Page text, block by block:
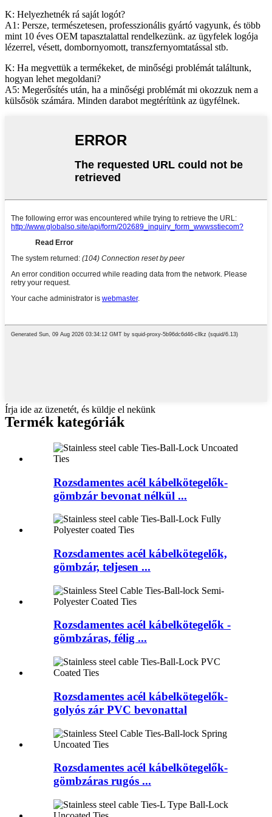
K: Helyezhetnék rá saját logót?
A1: Persze, természetesen, professzionális gyártó vagyunk, és több
mint 10 éves OEM tapasztalattal rendelkezünk. az ügyfelek logója
lézerrel, vésett, dombornyomott, transzfernyomtatással stb.
K: Ha megvettük a termékeket, de minőségi problémát találtunk,
hogyan lehet megoldani?
A5: Megerősítés után, ha a minőségi problémát mi okozzuk nem a
külsősök számára. Minden darabot megtérítünk az ügyfélnek.
Írja ide az üzenetét, és küldje el nekünk
Termék kategóriák
Rozsdamentes acél kábelkötegelők-
gömbzár bevonat nélkül ...
Rozsdamentes acél kábelkötegelők,
gömbzár, teljesen ...
Rozsdamentes acél kábelkötegelők -
gömbzáras, félig ...
Rozsdamentes acél kábelkötegelők-
golyós zár PVC bevonattal
Rozsdamentes acél kábelkötegelők-
gömbzáras rugós ...